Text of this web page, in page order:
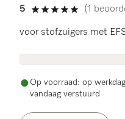
5
5 sterren op 5
(1
voor stofzuigers met
Op voorraad: op
vandaag verstuurd